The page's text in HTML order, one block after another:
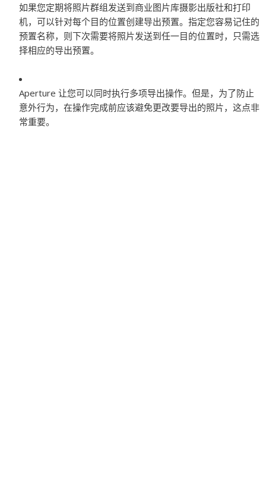
如果您定期将照片群组发送到商业图片库摄影出版社和打印
机，可以针对每个目的位置创建导出预置。指定您容易记住的
预置名称，则下次需要将照片发送到任一目的位置时，只需选
择相应的导出预置。
Aperture 让您可以同时执行多项导出操作。但是，为了防止
意外行为，在操作完成前应该避免更改要导出的照片，这点非
常重要。